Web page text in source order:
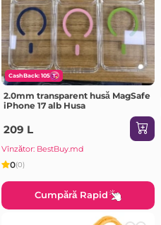
CashBack: 105
2.0mm transparent husă MagSafe
iPhone 17 alb Husa
209 L
Vînzător: BestBuy.md
0(0)
Cumpără Rapid